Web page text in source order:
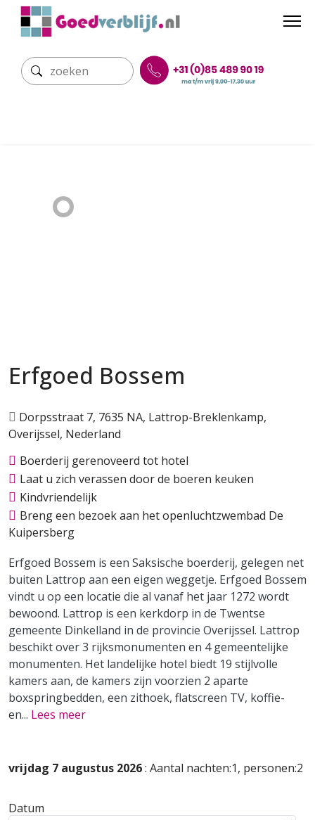
Erfgoed Bossem
Dorpsstraat 7, 7635 NA, Lattrop-Breklenkamp,
Overijssel, Nederland
Boerderij gerenoveerd tot hotel
Laat u zich verassen door de boeren keuken
Kindvriendelijk
Breng een bezoek aan het openluchtzwembad De
Kuipersberg
Erfgoed Bossem is een Saksische boerderij, gelegen net
buiten Lattrop aan een eigen weggetje. Erfgoed Bossem
vindt u op een locatie die al vanaf het jaar 1272 wordt
bewoond. Lattrop is een kerkdorp in de Twentse
gemeente Dinkelland in de provincie Overijssel. Lattrop
beschikt over 3 rijksmonumenten en 4 gemeentelijke
monumenten. Het landelijke hotel biedt 19 stijlvolle
kamers aan, de kamers zijn voorzien 2 aparte
boxspringbedden, een zithoek, flatscreen TV, koffie-
en... Lees meer
vrijdag 7 augustus 2026: Aantal nachten:1, personen:2
Datum